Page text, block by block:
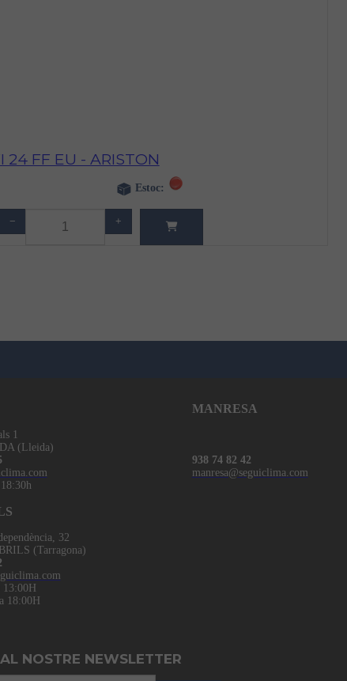
24 FF EU - ARISTON
Estoc:
− +
1
(Lleida)
MANRESA
938 74 82 42
manresa@seguiclima.com
32
(Tarragona)
13:00H
18:00H
NOSTRE NEWSLETTER